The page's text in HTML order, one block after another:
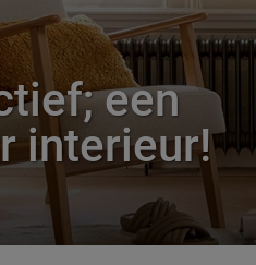
een
interieur!